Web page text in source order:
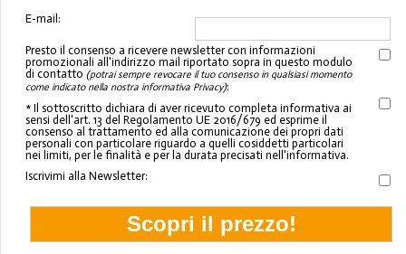
E-mail:
Presto il consenso a ricevere newsletter con informazioni
promozionali all'indirizzo mail riportato sopra in questo modulo
di contatto (potrai sempre revocare il tuo consenso in qualsiasi momento
come indicato nella nostra informativa Privacy):
* Il sottoscritto dichiara di aver ricevuto completa informativa ai
sensi dell'art. 13 del Regolamento UE 2016/679 ed esprime il
consenso al trattamento ed alla comunicazione dei propri dati
personali con particolare riguardo a quelli cosiddetti particolari
nei limiti, per le finalità e per la durata precisati nell'informativa.
Iscrivimi alla Newsletter: